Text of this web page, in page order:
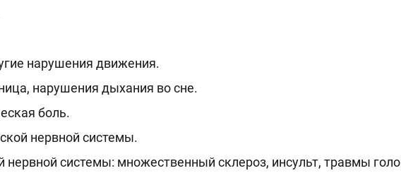
нарушения движения.
нарушения дыхания во сне.
боль.
нервной системы.
нервной системы: множественный склероз, инсульт, травмы